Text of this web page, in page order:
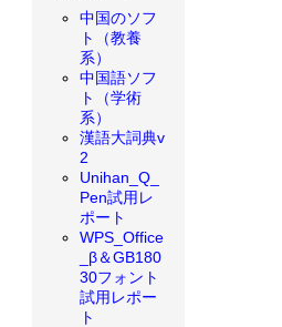
中国のソフ
ト（教養
系）
中国語ソフ
ト（学術
系）
漢語大詞典v
2
Unihan_Q_
Pen試用レ
ポート
WPS_Office
_β＆GB180
30フォント
試用レポー
ト